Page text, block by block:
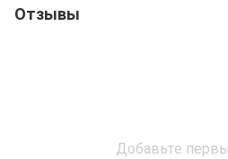
Отзывы
Добавьте